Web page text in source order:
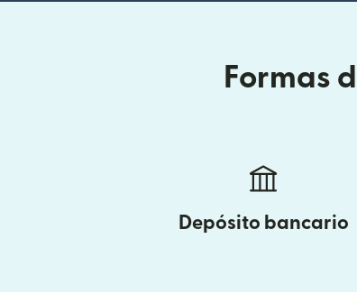
Formas
Depósito bancario